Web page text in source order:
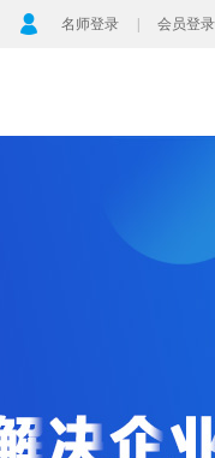
名师登录 会员登录